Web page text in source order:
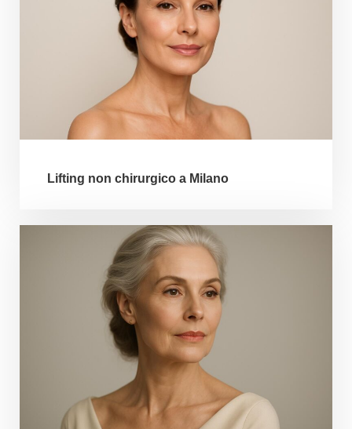
Lifting non chirurgico a Milano